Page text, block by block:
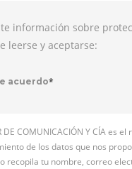
información sobre
leerse y aceptarse:
acuerdo*
DE COMUNICACIÓN Y CÍA es
de los datos que nos
recopila tu nombre, correo